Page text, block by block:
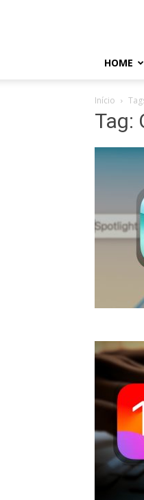
HOME
Início
Tag: